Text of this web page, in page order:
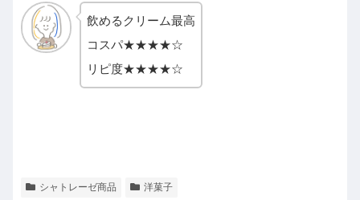
飲めるクリーム最高
コスパ★★★★☆
リピ度★★★★☆
シャトレーゼ商品 洋菓子